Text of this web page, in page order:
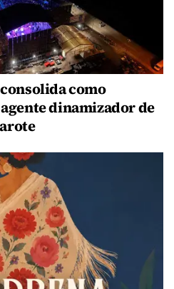
como
dinamizador de